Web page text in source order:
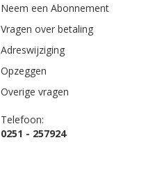
Neem een Abonnement
Vragen over betaling
Adreswijziging
Opzeggen
Overige vragen
Telefoon:
0251 - 257924